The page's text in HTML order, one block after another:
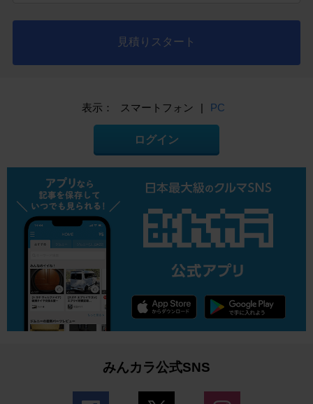
見積りスタート
表示： スマートフォン | PC
ログイン
みんカラ公式SNS